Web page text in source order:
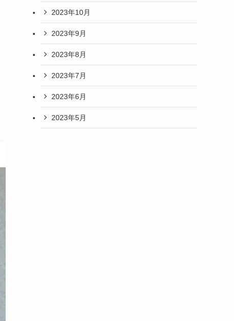
2023年10月
2023年9月
2023年8月
2023年7月
2023年6月
2023年5月